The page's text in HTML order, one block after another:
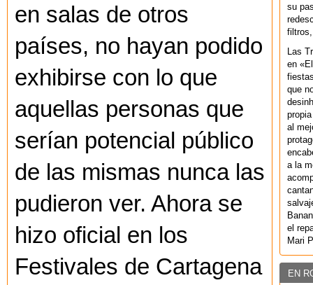
en salas de otros
países, no hayan podido
exhibirse con lo que
aquellas personas que
serían potencial público
de las mismas nunca las
pudieron ver. Ahora se
hizo oficial en los
Festivales de Cartagena
su
filtros,
Las
en
que
al
a la
el
Mari
EN